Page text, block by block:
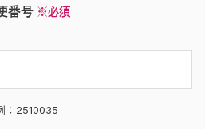
番号 ※必須
：2510035